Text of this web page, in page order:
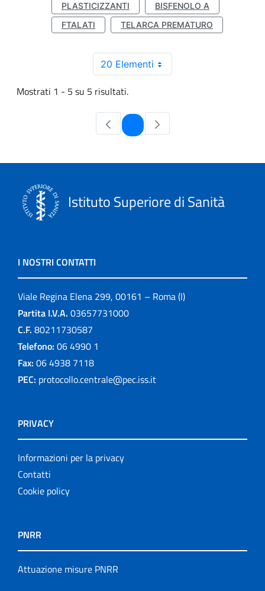
PLASTICIZZANTI
BISFENOLO A
FTALATI
TELARCA PREMATURO
20 Elementi
Mostrati 1 - 5 su 5 risultati.
Pagina
Istituto Superiore di Sanità
I NOSTRI CONTATTI
Viale Regina Elena 299, 00161 – Roma (I)
Partita I.V.A. 03657731000
C.F. 80211730587
Telefono: 06 4990 1
Fax: 06 4938 7118
PEC: protocollo.centrale@pec.iss.it
PRIVACY
Informazioni per la privacy
Contatti
Cookie policy
PNRR
Attuazione misure PNRR